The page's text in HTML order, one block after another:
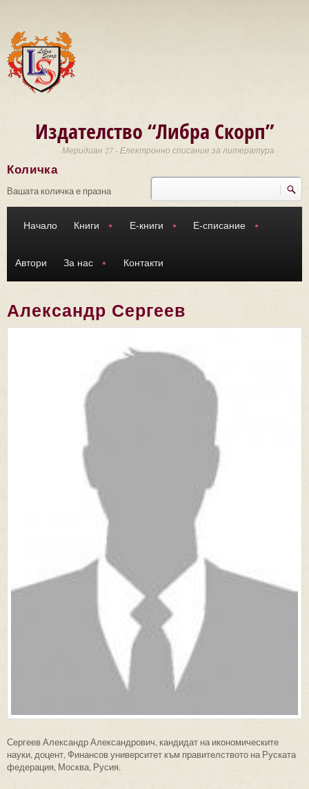
Издателство “Либра Скорп”
Меридиан 27 - Електронно списание за литература
Търси
Количка
Вашата количка е празна
Начало Книги Е-книги Е-списание
Автори За нас Контакти
Александр Сергеев
Сергеев Александр Александрович, кандидат на икономическите
науки, доцент, Финансов университет към правителството на Руската
федерация, Москва, Русия.